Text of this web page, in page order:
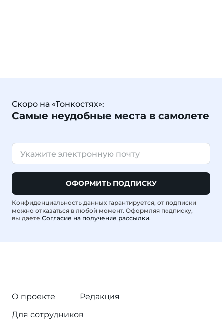
Скоро на «Тонкостях»:
Самые неудобные места в самолете
ОФОРМИТЬ ПОДПИСКУ
Конфиденциальность данных гарантируется, от подписки
можно отказаться в любой момент. Оформляя подписку,
вы даете Согласие на получение рассылки.
О проекте
Редакция
Для сотрудников